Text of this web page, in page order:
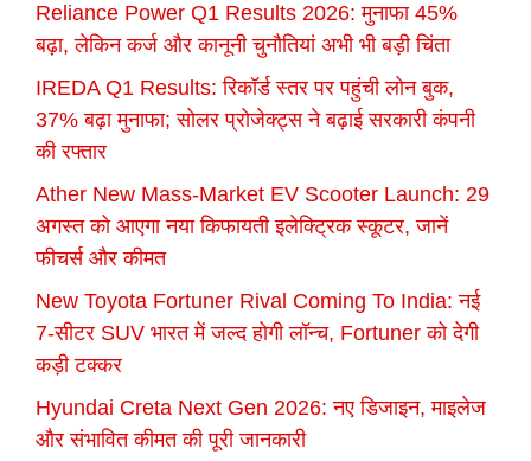
Reliance Power Q1 Results 2026: मुनाफा 45%
बढ़ा, लेकिन कर्ज और कानूनी चुनौतियां अभी भी बड़ी चिंता
IREDA Q1 Results: रिकॉर्ड स्तर पर पहुंची लोन बुक,
37% बढ़ा मुनाफा; सोलर प्रोजेक्ट्स ने बढ़ाई सरकारी कंपनी
की रफ्तार
Ather New Mass-Market EV Scooter Launch: 29
अगस्त को आएगा नया किफायती इलेक्ट्रिक स्कूटर, जानें
फीचर्स और कीमत
New Toyota Fortuner Rival Coming To India: नई
7-सीटर SUV भारत में जल्द होगी लॉन्च, Fortuner को देगी
कड़ी टक्कर
Hyundai Creta Next Gen 2026: नए डिजाइन, माइलेज
और संभावित कीमत की पूरी जानकारी